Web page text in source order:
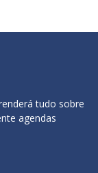
tudo sobre
agendas